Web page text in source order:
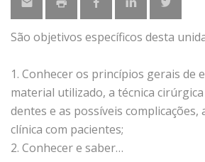
São objetivos específicos desta
1. Conhecer os princípios gerais de
material utilizado, a técnica
dentes e as possíveis complicações,
clínica com pacientes;
2. Conhecer e saber